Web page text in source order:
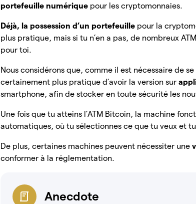
portefeuille numérique pour les cryptomonnaies.
Déjà, la possession d’un portefeuille pour la
plus pratique, mais si tu n’en a pas, de nombreux
pour toi.
Nous considérons que, comme il est nécessaire de
certainement plus pratique d’avoir la version sur
smartphone, afin de stocker en toute sécurité les
Une fois que tu atteins l’ATM Bitcoin, la machine
automatiques, où tu sélectionnes ce que tu veux et
De plus, certaines machines peuvent nécessiter une
conformer à la réglementation.
Anecdote